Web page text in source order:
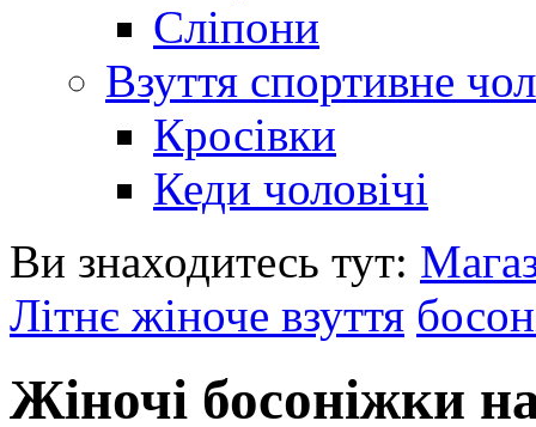
Сліпони
Взуття спортивне
Кросівки
Кеди чоловічі
Ви знаходитесь тут:
Літнє жіноче взуття
Жіночі босоніжки